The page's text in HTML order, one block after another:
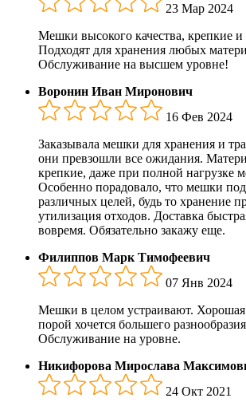
23 Мар 2024
Мешки высокого качества, крепкие
Подходят для хранения любых
Обслуживание на высшем уровне!
Воронин Иван Миронович
16 Фев 2024
Заказывала мешки для хранения и
они превзошли все ожидания.
крепкие, даже при полной нагрузке
Особенно порадовало, что мешки
различных целей, будь то хранение
утилизация отходов. Доставка
вовремя. Обязательно закажу еще.
Филиппов Марк Тимофеевич
07 Янв 2024
Мешки в целом устраивают. Хорошая
порой хочется большего
Обслуживание на уровне.
Никифорова Мирослава
24 Окт 2021